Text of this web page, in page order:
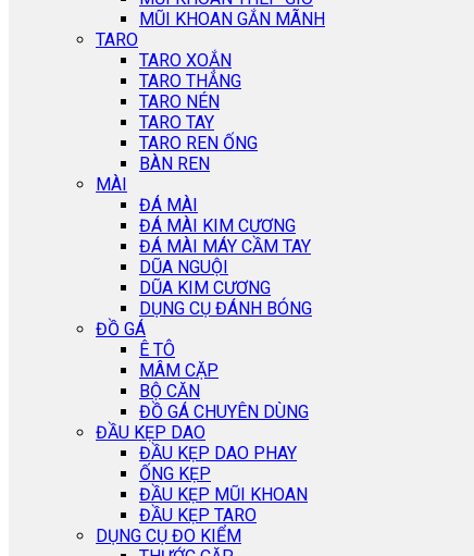
MŨI KHOAN GẮN MÃNH
TARO
TARO XOẮN
TARO THẲNG
TARO NÉN
TARO TAY
TARO REN ỐNG
BÀN REN
MÀI
ĐÁ MÀI
ĐÁ MÀI KIM CƯƠNG
ĐÁ MÀI MÁY CẦM TAY
DŨA NGUỘI
DŨA KIM CƯƠNG
DỤNG CỤ ĐÁNH BÓNG
ĐỒ GÁ
Ê TÔ
MÂM CẶP
BỘ CĂN
ĐỒ GÁ CHUYÊN DÙNG
ĐẦU KẸP DAO
ĐẦU KẸP DAO PHAY
ỐNG KẸP
ĐẦU KẸP MŨI KHOAN
ĐẦU KẸP TARO
DỤNG CỤ ĐO KIỂM